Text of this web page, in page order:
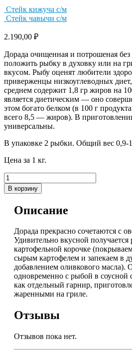
Стейк кижуча с/м
Стейк чавычи с/м
2.190,00 ₽
Дорада очищенная и потрошеная без
положить рыбку в духовку или на
вкусом. Рыбу оценят любители
приверженцы низкоуглеводных
среднем содержит 1,8 гр жиров на
является диетическим — оно
этом богато белком (в 100 г
всего 8,5 — жиров). В
универсальны.
В упаковке 2 рыбки. Общий вес 0,9-
Цена за 1 кг.
В корзину
Описание
Дорада прекрасно сочетаются с
Удивительно вкусной
картофельной корочке
сырым картофелем и запекаем в
добавлением оливкового масла).
одновременно с рыбой в соусной
как отдельный гарнир,
жаренными на гриле.
Отзывы
Отзывов пока нет.